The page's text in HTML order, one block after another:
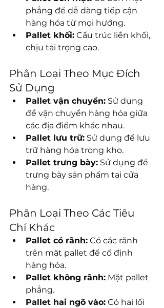
phẳng để dễ dàng tiếp cận
hàng hóa từ mọi hướng.
Pallet khối: Cấu trúc liền khối,
chịu tải trọng cao.
Phân Loại Theo Mục Đích
Sử Dụng
Pallet vận chuyển: Sử dụng
để vận chuyển hàng hóa giữa
các địa điểm khác nhau.
Pallet lưu trữ: Sử dụng để lưu
trữ hàng hóa trong kho.
Pallet trưng bày: Sử dụng để
trưng bày sản phẩm tại cửa
hàng.
Phân Loại Theo Các Tiêu
Chí Khác
Pallet có rãnh: Có các rãnh
trên mặt pallet để cố định
hàng hóa.
Pallet không rãnh: Mặt pallet
phẳng.
Pallet hai ngõ vào: Có hai lối